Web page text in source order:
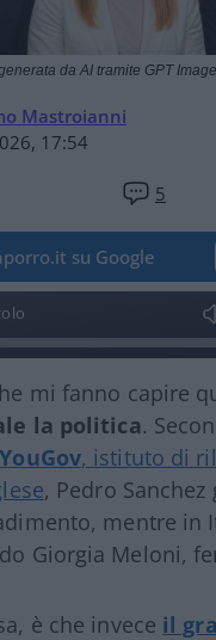
Mastroianni
17:54
5
da AI tramite GPT
su Google
mi fanno capire
la politica.
YouGov, istituto di
, Pedro
mentre in
Giorgia Meloni,
è che invece il